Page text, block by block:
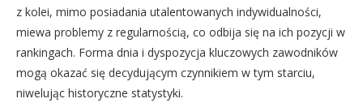
z kolei, mimo posiadania utalentowanych indywidualności,
miewa problemy z regularnością, co odbija się na ich pozycji w
rankingach. Forma dnia i dyspozycja kluczowych zawodników
mogą okazać się decydującym czynnikiem w tym starciu,
niwelując historyczne statystyki.